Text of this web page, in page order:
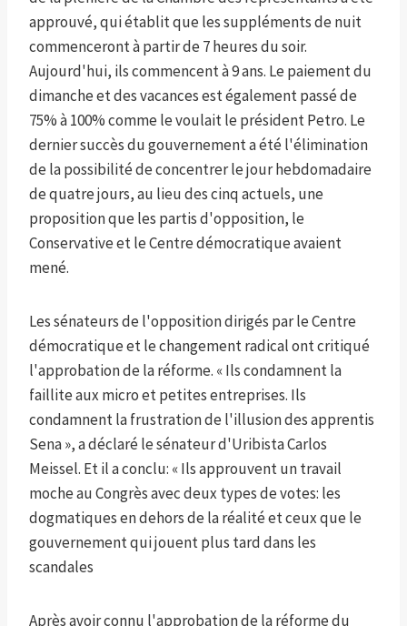
approuvé, qui établit que les suppléments de nuit
commenceront à partir de 7 heures du soir.
Aujourd'hui, ils commencent à 9 ans. Le paiement du
dimanche et des vacances est également passé de
75% à 100% comme le voulait le président Petro. Le
dernier succès du gouvernement a été l'élimination
de la possibilité de concentrer le jour hebdomadaire
de quatre jours, au lieu des cinq actuels, une
proposition que les partis d'opposition, le
Conservative et le Centre démocratique avaient
mené.
Les sénateurs de l'opposition dirigés par le Centre
démocratique et le changement radical ont critiqué
l'approbation de la réforme. « Ils condamnent la
faillite aux micro et petites entreprises. Ils
condamnent la frustration de l'illusion des apprentis
Sena », a déclaré le sénateur d'Uribista Carlos
Meissel. Et il a conclu: « Ils approuvent un travail
moche au Congrès avec deux types de votes: les
dogmatiques en dehors de la réalité et ceux que le
gouvernement qui jouent plus tard dans les
scandales
Après avoir connu l'approbation de la réforme du